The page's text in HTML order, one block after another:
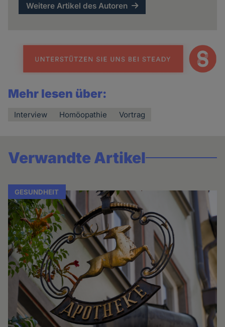
Weitere Artikel des Autoren
Mehr lesen über:
Interview Homöopathie Vortrag
Verwandte Artikel
GESUNDHEIT